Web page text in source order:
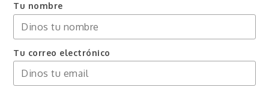
Tu nombre
Tu correo electrónico